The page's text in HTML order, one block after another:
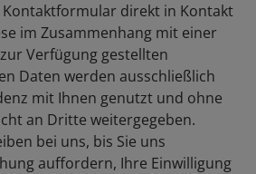
direkt in Kontakt
im Zusammenhang mit einer
Verfügung gestellten
Daten werden ausschließlich
mit Ihnen genutzt und ohne
an Dritte weitergegeben.
bei uns, bis Sie uns
auffordern, Ihre Einwilligung